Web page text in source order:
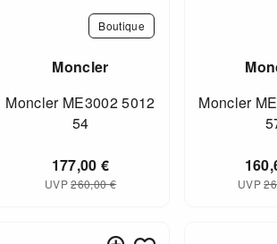
Boutique
Moncler
Moncler ME3002 5012
54
177,00€
UVP260,00€
Moncler
UVP